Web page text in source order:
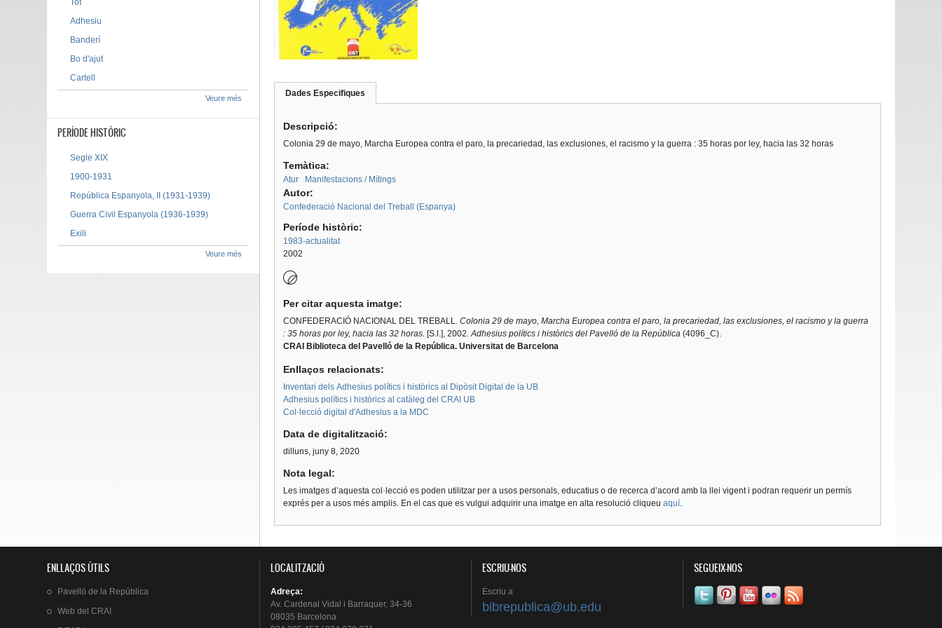
Dades Especifiques
activa)
Descripció:
Colonia 29 de mayo, Marcha Europea contra el paro, la precariedad, las exclusiones, el racismo y la guerra : 35 horas por ley, hacia las 32 horas
Temàtica:
Atur Manifestacions / Mítings
Autor:
Confederació Nacional del Treball (Espanya)
Període històric:
1983-actualitat
2002
Per citar aquesta imatge:
CONFEDERACIÓ NACIONAL DEL TREBALL. Colonia 29 de mayo, Marcha Europea contra el paro, la precariedad, las exclusiones, el racismo y la guerra
: 35 horas por ley, hacia las 32 horas. [S.l.], 2002.Adhesius polítics i històrics del Pavelló de la República(4096_C).
CRAI Biblioteca del Pavelló de la República. Universitat de Barcelona
Enllaços relacionats:
Inventari dels Adhesius polítics i històrics al Dipòsit Digital de la UB
Adhesius polítics i històrics al catàleg del CRAI UB
Col·lecció digital d'Adhesius a la MDC
Data de digitalització:
dilluns, juny 8, 2020
Nota legal:
Les imatges d’aquesta col·lecció es poden utilitzar per a usos personals, educatius o de recerca d’acord amb la llei vigent i podran requerir un permís
exprés per a usos més amplis. En el cas que es vulgui adquirir una imatge en alta resolució cliqueu aquí.
Tot
Adhesiu
Banderí
Bo d'ajut
Cartell
Veure més
PERÍODE HISTÒRIC
Segle XIX
1900-1931
República Espanyola, II (1931-1939)
Guerra Civil Espanyola (1936-1939)
Exili
Veure més
ENLLAÇOS ÚTILS
Pavelló de la República
Web delCRAI
LOCALITZACIÓ
Adreça:
Av. Cardenal Vidal i Barraquer, 34-36
08035 Barcelona
ESCRIU-NOS
Escriu a
bibrepublica@ub.edu
SEGUEIX-NOS